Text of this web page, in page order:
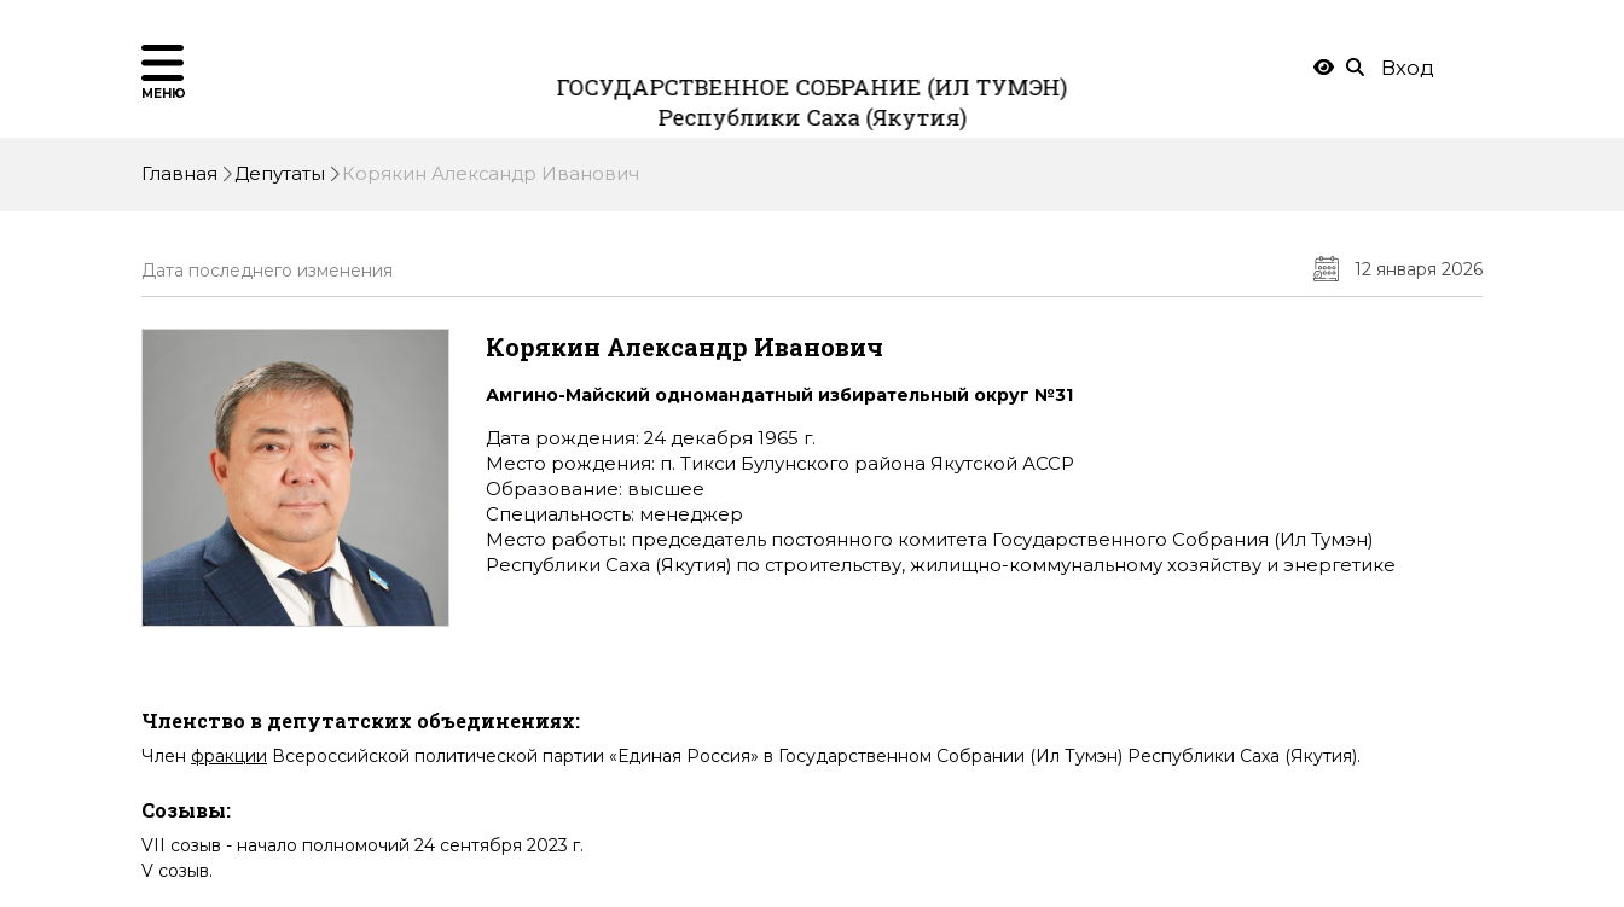
МЕНЮ
ГОСУДАРСТВЕННОЕ СОБРАНИЕ (ИЛ ТУМЭН)
Республики Саха (Якутия)
Вход
Главная Депутаты Корякин Александр Иванович
Дата последнего изменения 12 января 2026
Корякин Александр Иванович
Амгино-Майский одномандатный избирательный округ №31
Дата рождения: 24 декабря 1965 г.
Место рождения: п. Тикси Булунского района Якутской АССР
Образование: высшее
Специальность: менеджер
Место работы: председатель постоянного комитета Государственного Собрания (Ил Тумэн)
Республики Саха (Якутия) по строительству, жилищно-коммунальному хозяйству и энергетике
Членство в депутатских объединениях:
Член фракции Всероссийской политической партии «Единая Россия» в Государственном Собрании (Ил Тумэн) Республики Саха (Якутия).
Созывы:
VII созыв - начало полномочий 24 сентября 2023 г.
V созыв.